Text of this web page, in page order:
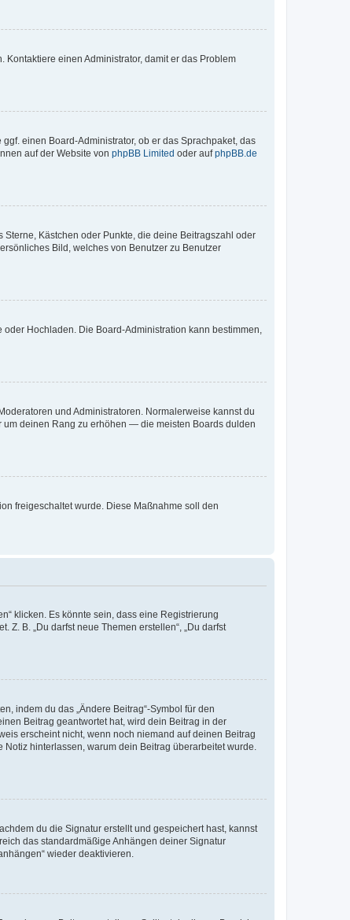
einen Administrator, damit er das Problem
einen Board-Administrator, ob er das Sprachpaket, das
auf der Website von phpBB Limited oder aufphpBB.de
Kästchen oder Punkte, die deine Beitragszahl oder
Bild, welches von Benutzer zu Benutzer
Hochladen. Die Board-Administration kann bestimmen,
und Administratoren. Normalerweise kannst du
deinen Rang zu erhöhen — die meisten Boards dulden
freigeschaltet wurde. Diese Maßnahme soll den
klicken. Es könnte sein, dass eine Registrierung
B. „Du darfst neue Themen erstellen“, „Du darfst
indem du das „Ändere Beitrag“-Symbol für den
Beitrag geantwortet hat, wird dein Beitrag in der
erscheint nicht, wenn noch niemand auf deinen Beitrag
hinterlassen, warum dein Beitrag überarbeitet wurde.
du die Signatur erstellt und gespeichert hast, kannst
das standardmäßige Anhängen deiner Signatur
wieder deaktivieren.